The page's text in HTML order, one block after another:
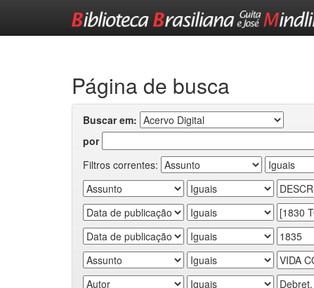
Página de busca
Buscar em:
por
Filtros correntes: